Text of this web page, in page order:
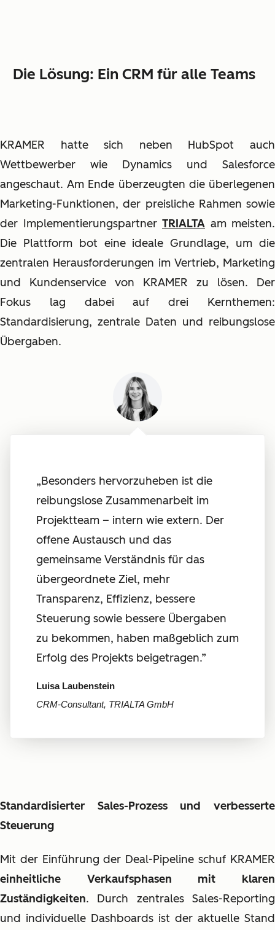
Die Lösung: Ein CRM für alle Teams
KRAMER hatte sich neben HubSpot auch
Wettbewerber wie Dynamics und Salesforce
angeschaut. Am Ende überzeugten die überlegenen
Marketing-Funktionen, der preisliche Rahmen sowie
der Implementierungspartner TRIALTA am meisten.
Die Plattform bot eine ideale Grundlage, um die
zentralen Herausforderungen im Vertrieb, Marketing
und Kundenservice von KRAMER zu lösen. Der
Fokus lag dabei auf drei Kernthemen:
Standardisierung, zentrale Daten und reibungslose
Übergaben.
„Besonders hervorzuheben ist die
reibungslose Zusammenarbeit im
Projektteam – intern wie extern. Der
offene Austausch und das
gemeinsame Verständnis für das
übergeordnete Ziel, mehr
Transparenz, Effizienz, bessere
Steuerung sowie bessere Übergaben
zu bekommen, haben maßgeblich zum
Erfolg des Projekts beigetragen.”
Luisa Laubenstein
CRM-Consultant, TRIALTA GmbH
Standardisierter Sales-Prozess und verbesserte
Steuerung
Mit der Einführung der Deal-Pipeline schuf KRAMER
einheitliche Verkaufsphasen mit klaren
Zuständigkeiten. Durch zentrales Sales-Reporting
und individuelle Dashboards ist der aktuelle Stand